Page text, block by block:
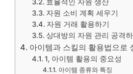
자원 소비 계획 세우기
자원 거래 활용하기
상대방의 자원 관리 공격
아이템과 스킬의 활용법으로
1, 아이템 활용의 중요성
아이템 종류와 특징